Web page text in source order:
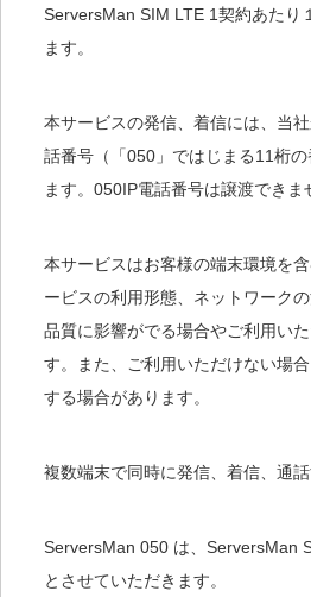
ServersMan SIM LTE 1契約あたり
ます。
本サービスの発信、着信には、当
話番号（「050」ではじまる11桁
ます。050IP電話番号は譲渡できま
本サービスはお客様の端末環境を
ービスの利用形態、ネットワーク
品質に影響がでる場合やご利用い
す。また、ご利用いただけない場
する場合があります。
複数端末で同時に発信、着信、通
ServersMan 050 は、ServersMan
とさせていただきます。